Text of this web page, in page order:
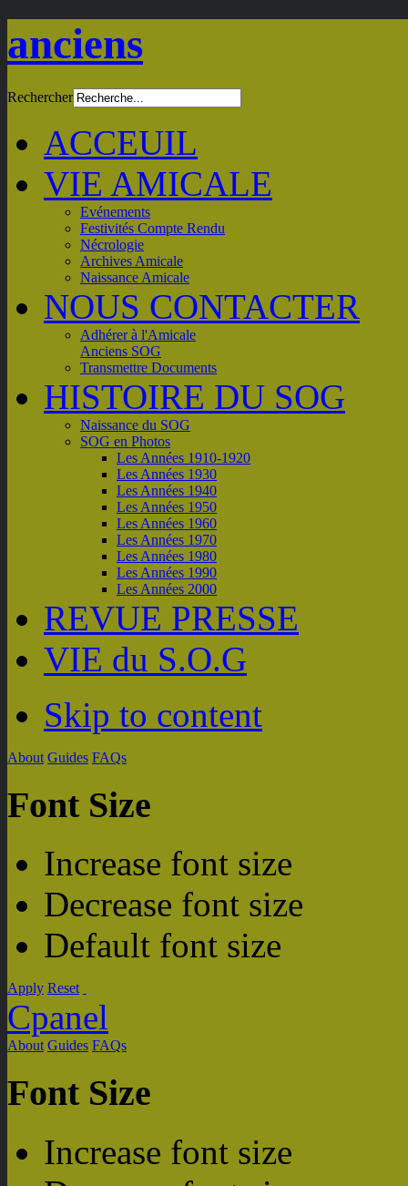
anciens
Rechercher
ACCEUIL
VIE AMICALE
Evénements
Festivités Compte Rendu
Nécrologie
Archives Amicale
Naissance Amicale
NOUS CONTACTER
Adhérer à l'Amicale
Anciens SOG
Transmettre Documents
HISTOIRE DU SOG
Naissance du SOG
SOG en Photos
Les Années 1910-1920
Les Années 1930
Les Années 1940
Les Années 1950
Les Années 1960
Les Années 1970
Les Années 1980
Les Années 1990
Les Années 2000
REVUE PRESSE
VIE du S.O.G
Skip to content
About Guides FAQs
Font Size
Increase font size
Decrease font size
Default font size
Apply Reset
Cpanel
About Guides FAQs
Font Size
Increase font size